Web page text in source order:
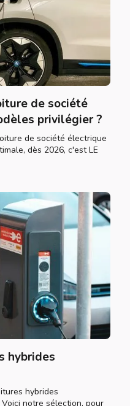
de société
privilégier ?
de société électrique
dès 2026, c'est LE
hybrides
hybrides
notre sélection, pour